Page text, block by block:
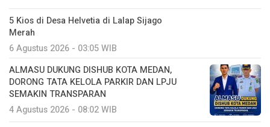
5 Kios di Desa Helvetia di Lalap Sijago
Merah
6 Agustus 2026 - 03:05 WIB
ALMASU DUKUNG DISHUB KOTA MEDAN,
DORONG TATA KELOLA PARKIR DAN LPJU
SEMAKIN TRANSPARAN
4 Agustus 2026 - 08:02 WIB